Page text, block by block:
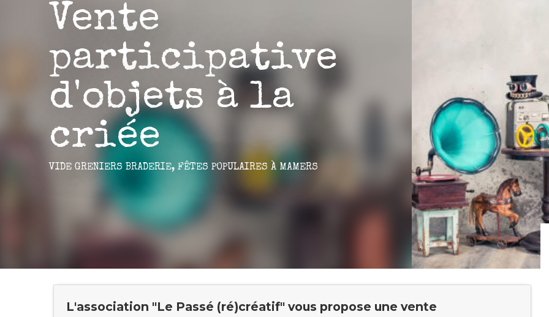
Vente
participative
d'objets à la
criée
VIDE GRENIERS BRADERIE, FÊTES POPULAIRES À MAMERS
L'association "Le Passé (ré)créatif" vous propose une vente